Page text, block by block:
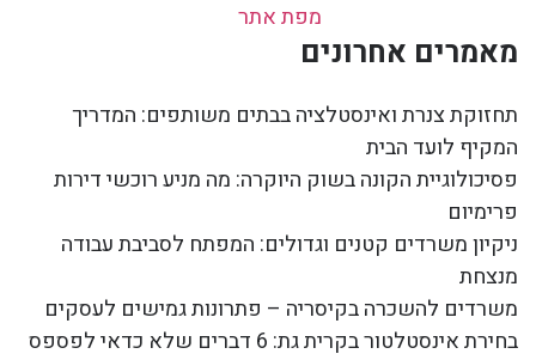
מפת אתר
מאמרים אחרונים
תחזוקת צנרת ואינסטלציה בבתים משותפים: המדריך
המקיף לועד הבית
פסיכולוגיית הקונה בשוק היוקרה: מה מניע רוכשי דירות
פרימיום
ניקיון משרדים קטנים וגדולים: המפתח לסביבת עבודה
מנצחת
משרדים להשכרה בקיסריה – פתרונות גמישים לעסקים
בחירת אינסטלטור בקרית גת: 6 דברים שלא כדאי לפספס